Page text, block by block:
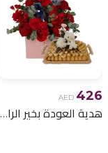
AED 426
هدية العودة بخير الرائعة 33